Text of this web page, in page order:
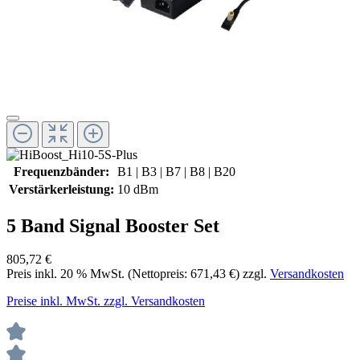
Frequenzbänder:
B1 | B3 | B7 | B8 | B20
Verstärkerleistung: 10 dBm
5 Band Signal Booster Set
805,72 €
Preis inkl. 20 % MwSt. (Nettopreis: 671,43 €) zzgl. Versandkosten
Preise inkl. MwSt. zzgl. Versandkosten